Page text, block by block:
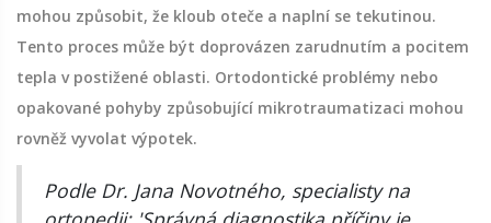
mohou způsobit, že kloub oteče a naplní se tekutinou.
Tento proces může být doprovázen zarudnutím a pocitem
tepla v postižené oblasti. Ortodontické problémy nebo
opakované pohyby způsobující mikrotraumatizaci mohou
rovněž vyvolat výpotek.
Podle Dr. Jana Novotného, specialisty na